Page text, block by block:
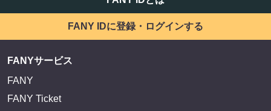
FANY IDに登録・ログインする
FANYサービス
FANY
FANY Ticket